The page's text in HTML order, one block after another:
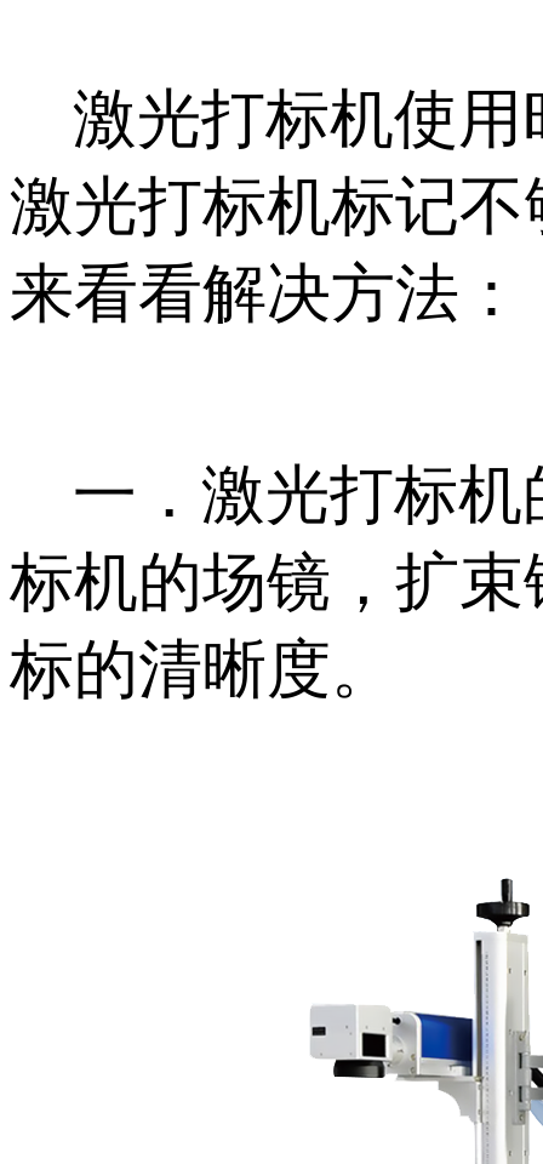
激光打标机使用
激光打标机标记
来看看解决方法：
一．激光打标机
标机的场镜，扩
标的清晰度。